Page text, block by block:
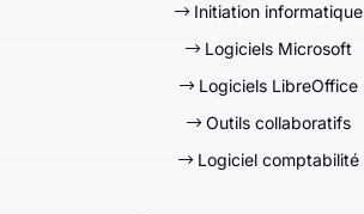
Initiation informatique
Logiciels Microsoft
Logiciels LibreOffice
Outils collaboratifs
Logiciel comptabilité